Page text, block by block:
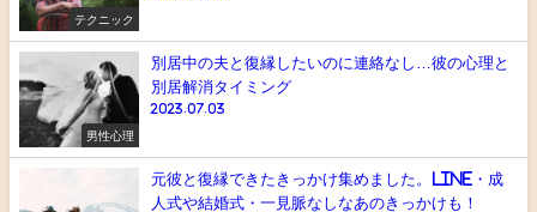
テクニック
男性心理
別居中の夫と復縁したいのに連絡なし…彼の心理と
別居解消タイミング
2023.07.03
元彼と復縁できたきっかけ集めました。LINE・成
人式や結婚式・一見脈なしなあのきっかけも！